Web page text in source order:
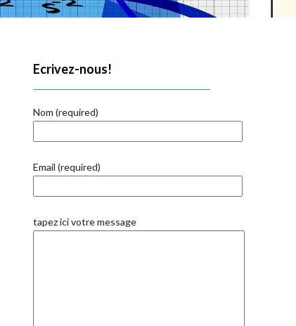
Ecrivez-nous!
Nom (required)
Email (required)
tapez ici votre message